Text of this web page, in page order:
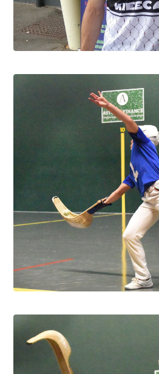
David Berbon, "Foxy"
Pau cup féminine la
française
8.8.2026